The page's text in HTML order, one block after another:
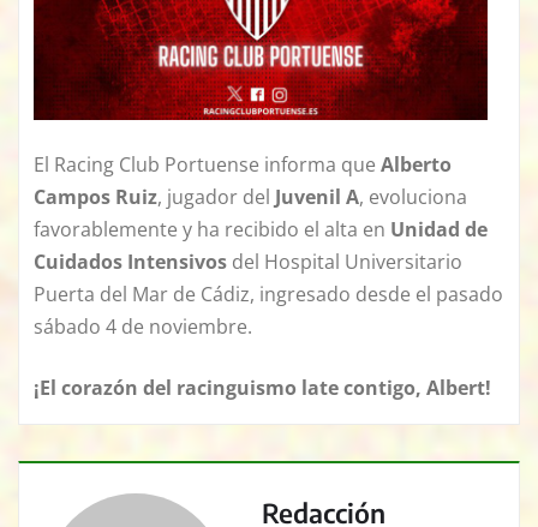
El Racing Club Portuense informa que Alberto
Campos Ruiz, jugador del Juvenil A, evoluciona
favorablemente y ha recibido el alta en Unidad de
Cuidados Intensivos del Hospital Universitario
Puerta del Mar de Cádiz, ingresado desde el pasado
sábado 4 de noviembre.
¡El corazón del racinguismo late contigo, Albert!
Redacción